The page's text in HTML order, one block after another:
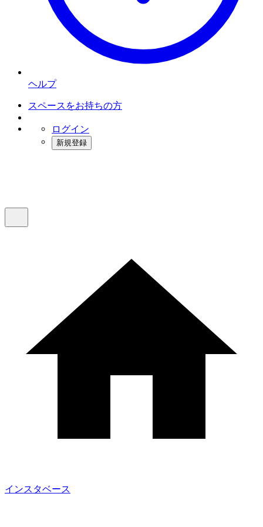
ヘルプ
スペースをお持ちの方
ログイン
新規登録
インスタベース